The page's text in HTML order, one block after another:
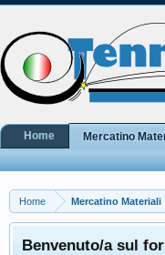
Home Mercatino Materiali
Benvenuto/a sul
Home Mercatino